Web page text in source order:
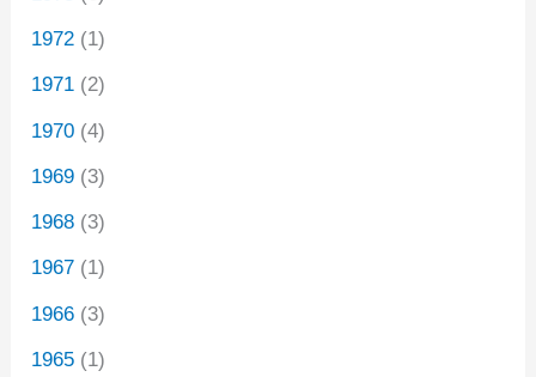
1972 (1)
1971 (2)
1970 (4)
1969 (3)
1968 (3)
1967 (1)
1966 (3)
1965 (1)